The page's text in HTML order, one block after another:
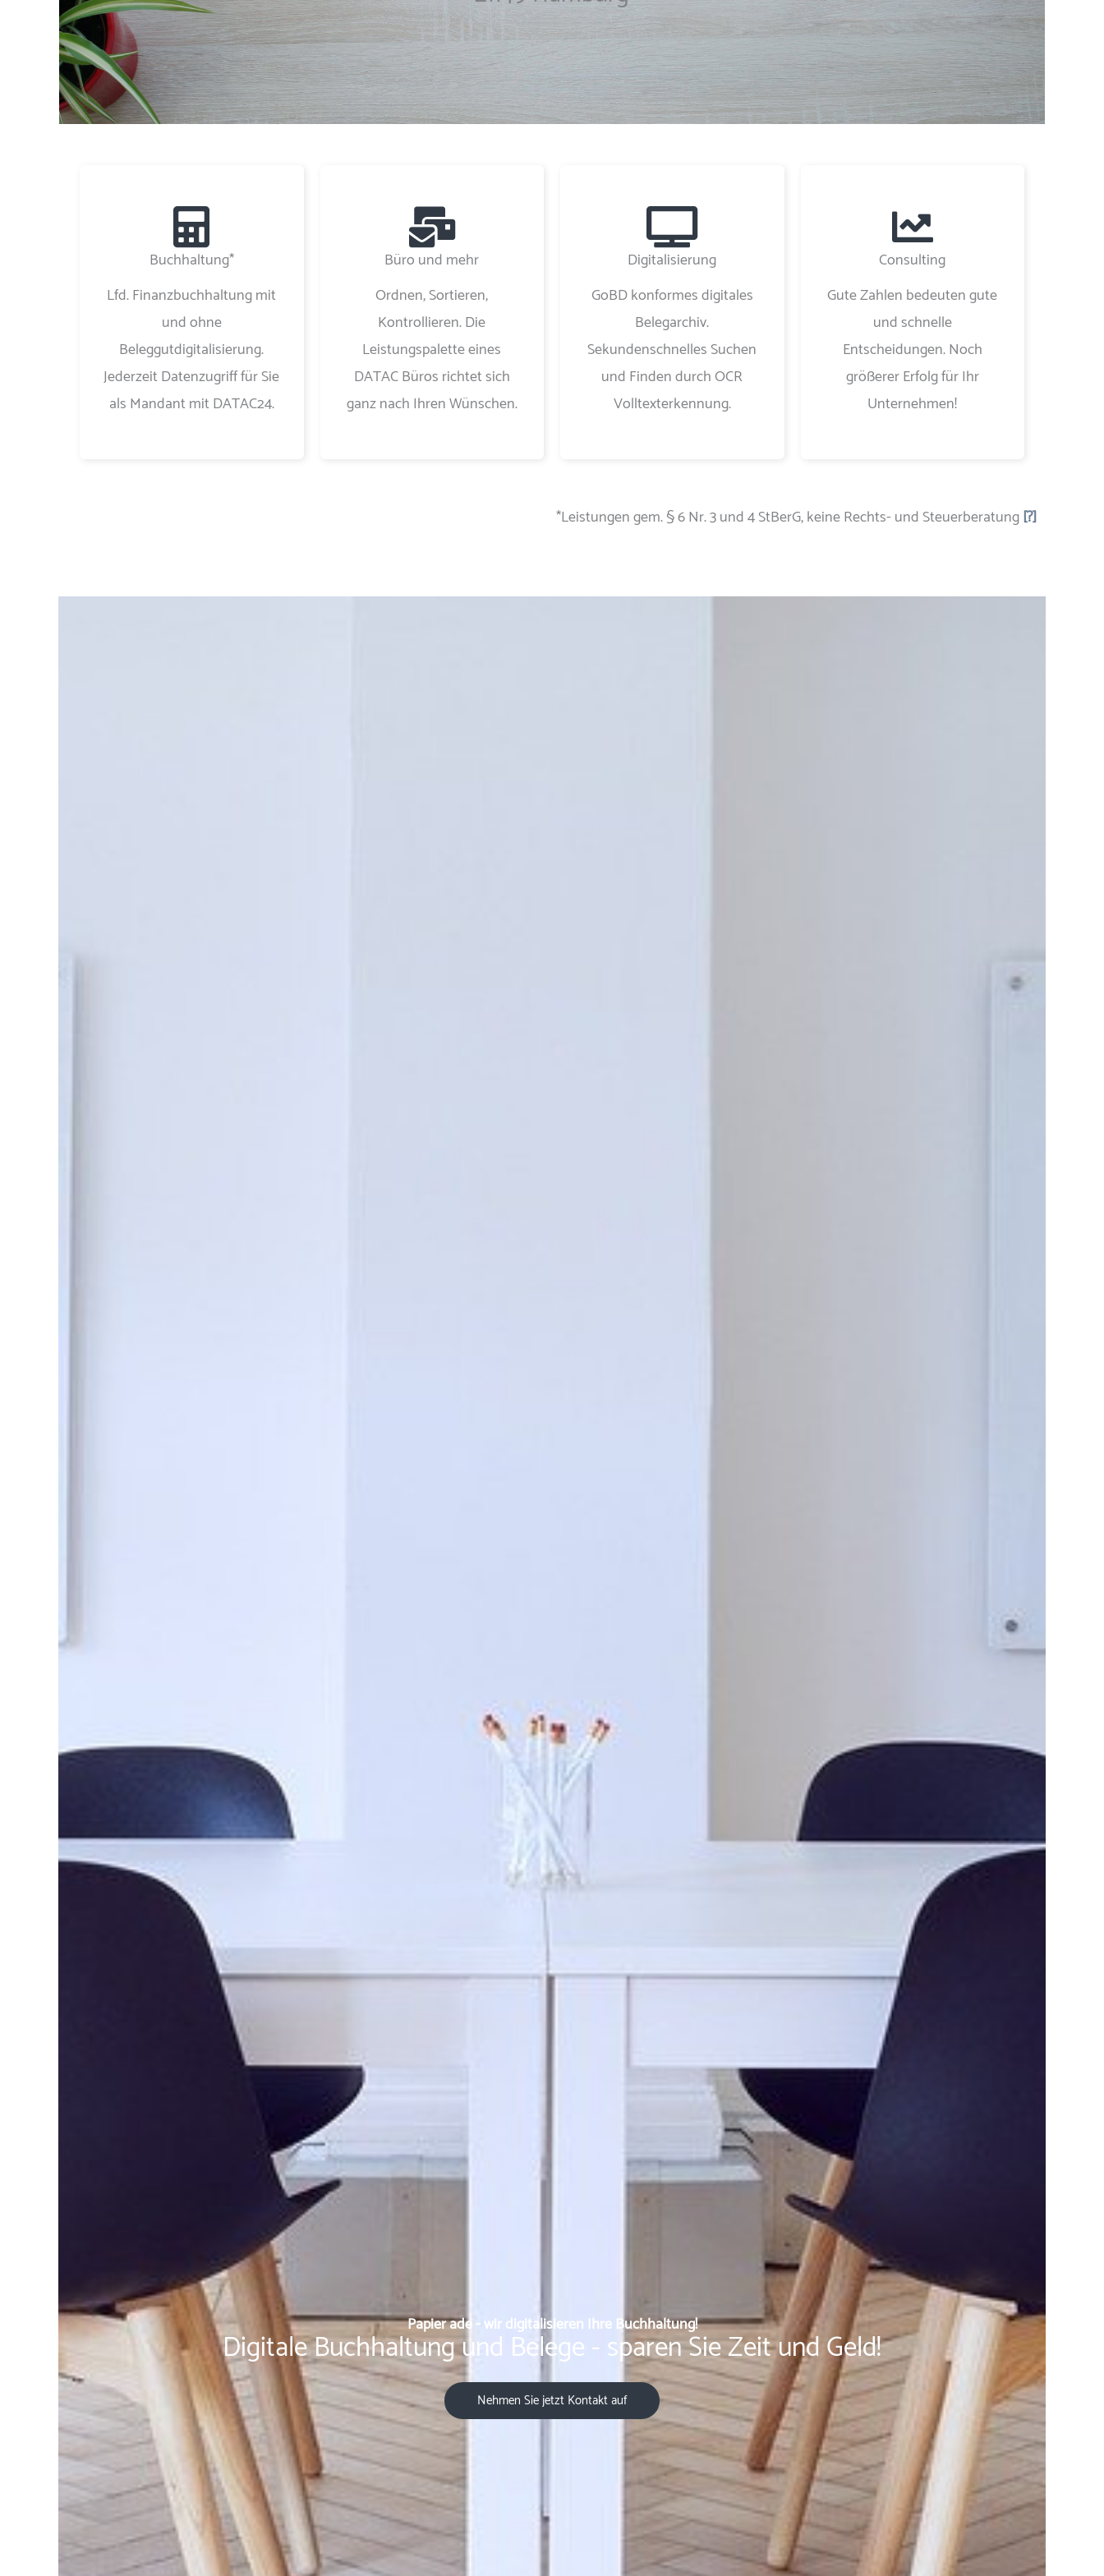
Buchhaltung*
Lfd. Finanzbuchhaltung mit
und ohne
Beleggutdigitalisierung.
Jederzeit Datenzugriff für Sie
als Mandant mit DATAC24.
Büro und mehr
Ordnen, Sortieren,
Kontrollieren. Die
Leistungspalette eines
DATAC Büros richtet sich
ganz nach Ihren Wünschen.
Digitalisierung
GoBD konformes digitales
Belegarchiv.
Sekundenschnelles Suchen
und Finden durch OCR
Volltexterkennung.
Consulting
Gute Zahlen bedeuten gute
und schnelle
Entscheidungen. Noch
größerer Erfolg für Ihr
Unternehmen!
*Leistungen gem. § 6 Nr. 3 und 4 StBerG, keine Rechts- und Steuerberatung[?]
Papier ade - wir digitalisieren Ihre Buchhaltung!
Digitale Buchhaltung und Belege - sparen Sie Zeit und Geld!
Nehmen Sie jetzt Kontakt auf